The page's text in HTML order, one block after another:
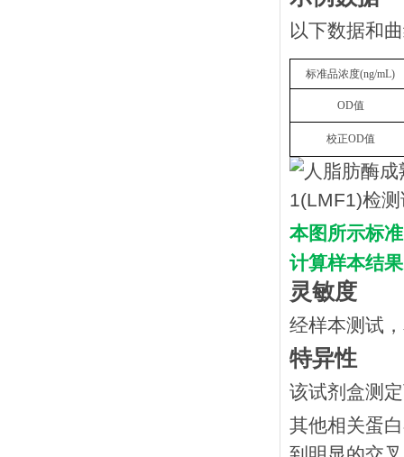
以下数据和
标准品浓度(ng/mL)
OD值
校正OD值
本图所示标
计算样本结果
灵敏度
经样本测试
特异性
该试剂盒测
其他相关蛋